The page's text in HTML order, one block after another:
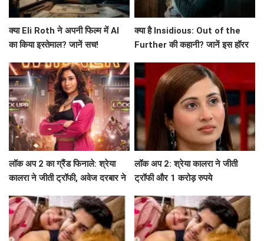
क्या Eli Roth ने अपनी फिल्म में AI
का किया इस्तेमाल? जानें सच!
क्या है Insidious: Out of the
Further की कहानी? जानें इस हॉरर
लॉक अप 2 का ग्रैंड फिनाले: श्रेया
कालरा ने जीती ट्रॉफी, अवेज दरबार ने
लॉक अप 2: श्रेया कालरा ने जीती
ट्रॉफी और 1 करोड़ रुपये